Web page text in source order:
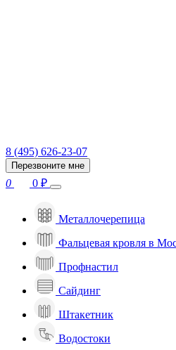
8 (495) 626-23-07
Перезвоните мне
0 0 ₽
Металлочерепица
Фальцевая кровля в
Профнастил
Сайдинг
Штакетник
Водостоки